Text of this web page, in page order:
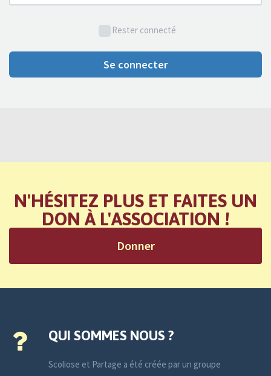
Rester connecté
Se connecter
N'HÉSITEZ PLUS ET FAITES UN
DON À L'ASSOCIATION !
Donner
QUI SOMMES NOUS ?
Scoliose et Partage a été créée par un groupe